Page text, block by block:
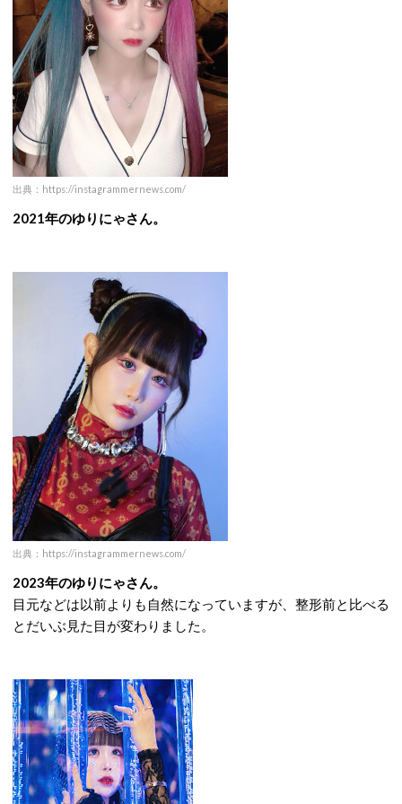
出典：https://instagrammernews.com/
2021年のゆりにゃさん。
出典：https://instagrammernews.com/
2023年のゆりにゃさん。
目元などは以前よりも自然になっていますが、整形前と比べる
とだいぶ見た目が変わりました。